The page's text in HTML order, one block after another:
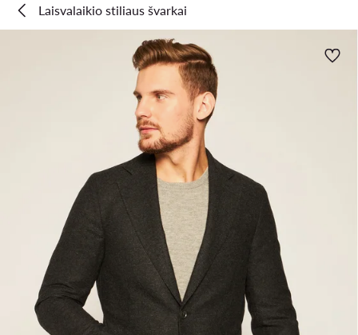
Laisvalaikio stiliaus švarkai